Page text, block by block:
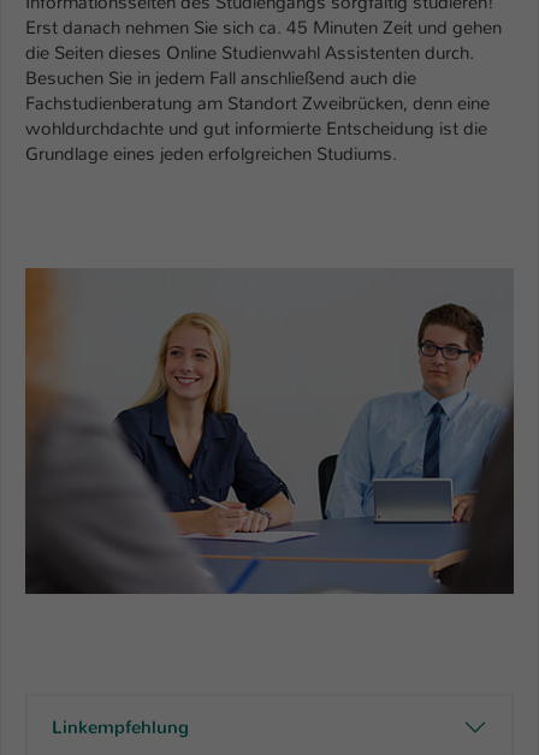
Erst danach nehmen Sie sich ca. 45 Minuten Zeit und gehen
die Seiten dieses Online Studienwahl Assistenten durch.
Besuchen Sie in jedem Fall anschließend auch die
Fachstudienberatung am Standort Zweibrücken, denn eine
wohldurchdachte und gut informierte Entscheidung ist die
Grundlage eines jeden erfolgreichen Studiums.
Linkempfehlung
Zweck
Einstellungen. Unter anderem eine zufällig
generierte ID, für die historische
Speicherung Ihrer vorgenommen
Einstellungen, falls der Webseiten-
Betreiber dies eingestellt hat.
Dieses Cookie ist ein Standard-Session-
Cookie von TYPO3. Es speichert im Fall
eines Intranet-Logins die Session-ID. So
kann der eingeloggte Benutzer
wiedererkannt werden und es wird ihm
Zugang zu geschützten Bereichen
gewährt.
be_typo_user
Dieser Cookie teilt der Webseite mit, ob